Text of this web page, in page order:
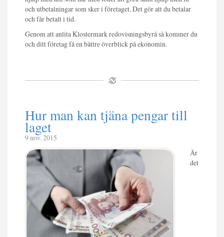
och utbetalningar som sker i företaget. Det gör att du betalar
och får betalt i tid.
Genom att anlita Klostermark redovisningsbyrå så kommer du
och ditt företag få en bättre överblick på ekonomin.
Hur man kan tjäna pengar till
laget
9 nov. 2015
Är
det